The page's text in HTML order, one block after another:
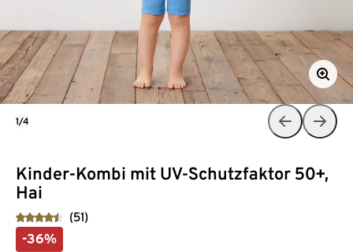
Kinder-Kombi mit UV-Schutzfaktor 50+,
Hai
(51)
-36%
1/4